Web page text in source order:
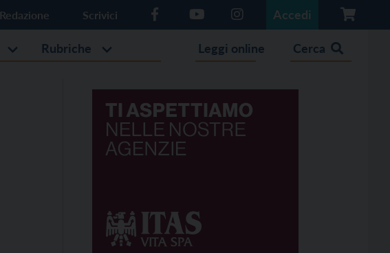
Redazione Scrivici Accedi
Rubriche Leggi online Cerca